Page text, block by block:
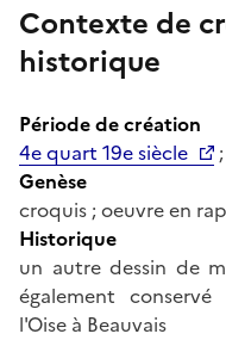
Contexte de
historique
Période de création
4e quart 19e siècle
;
Genèse
croquis ; oeuvre en
Historique
un autre dessin de
également
l'Oise à Beauvais